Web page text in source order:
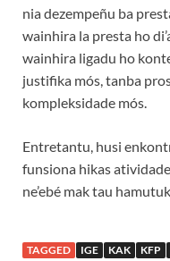
nia dezempeñu ba
wainhira la presta ho
wainhira ligadu ho
justifika mós, tanba
kompleksidade mós.
Entretantu, husi
funsiona hikas
ne’ebé mak tau
TAGGED IGE KAK KFP